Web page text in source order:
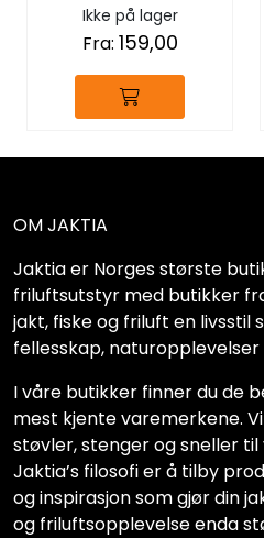
Ikke på lager
Fra: 159,00
OM JAKTIA
Jaktia er Norges største
friluftsutstyr med butikker
jakt, fiske og friluft en livsstil
fellesskap,
I våre butikker finner du de
mest kjente varemerkene.
støvler, stenger og sneller til
Jaktia’s filosofi er å tilby
og inspirasjon som gjør din
og friluftsopplevelse enda